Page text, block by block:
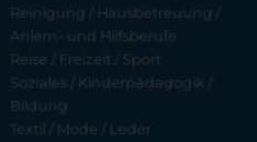
Reinigung / Hausbetreuung /
Anlern- und Hilfsberufe
Reise / Freizeit / Sport
Soziales / Kinderpädagogik /
Bildung
Textil / Mode / Leder